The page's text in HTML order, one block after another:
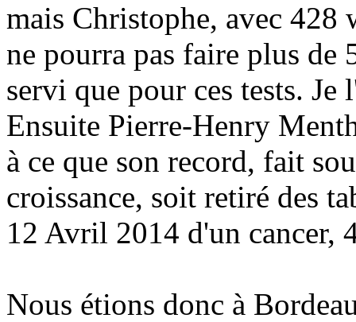
mais Christophe, avec 428
ne pourra pas faire plus
servi que pour ces tests.
Ensuite Pierre-Henry
à ce que son record, fait
croissance, soit retiré des
12 Avril 2014 d'un cancer,
Nous étions donc à